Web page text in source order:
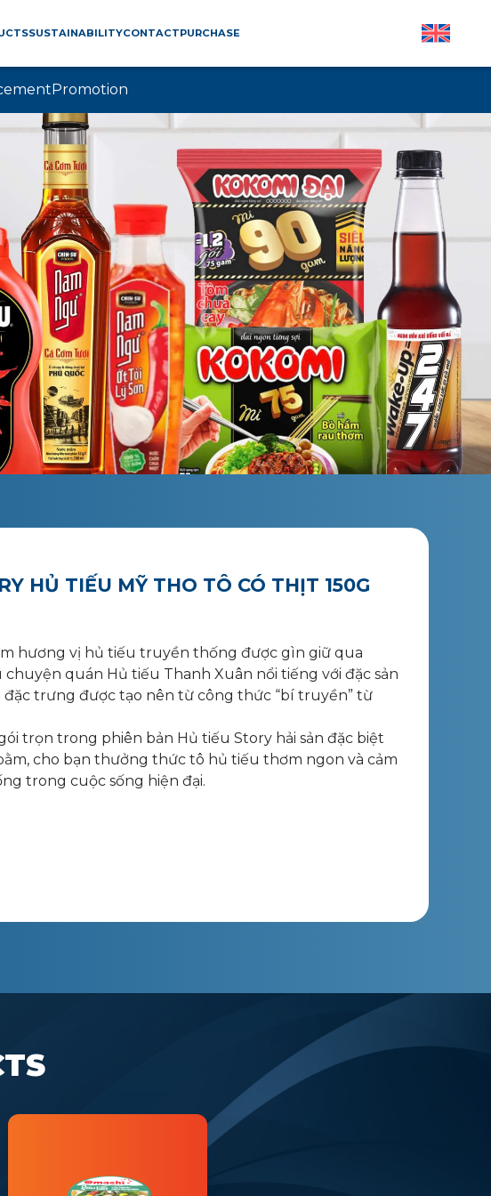
SUSTAINABILITYCONTACTPURCHASE
Promotion
HỦ TIẾU MỸ THO TÔ CÓ THỊT 150G
hương vị hủ tiếu truyền thống được gìn giữ qua
quán Hủ tiếu Thanh Xuân nổi tiếng với đặc sản
đặc trưng được tạo nên từ công thức “bí truyền” từ
trọn trong phiên bản Hủ tiếu Story hải sản đặc biệt
cho bạn thưởng thức tô hủ tiếu thơm ngon và cảm
trong cuộc sống hiện đại.